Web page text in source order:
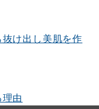
抜け出し美肌を作
由